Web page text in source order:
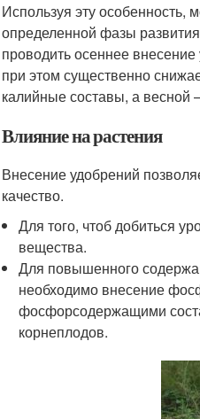
Используя эту особенность,
определенной фазы
проводить осеннее
при этом существенно
калийные составы, а весной
Влияние на растения
Внесение удобрений
качество.
Для того, чтоб добиться
вещества.
Для повышенного
необходимо внесение
фосфорсодержащими
корнеплодов.